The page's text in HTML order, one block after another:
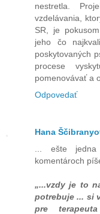
nestretla.
vzdelávania,
SR, je
jeho čo
poskytovaných
procese
pomenovávať a
Odpovedať
Hana
... ešte
komentároch
„...vzdy je to
potrebuje ... si
pre